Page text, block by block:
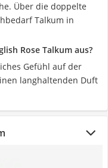
Über die doppelte
Talkum in
Rose Talkum aus?
Gefühl auf der
langhaltenden Duft